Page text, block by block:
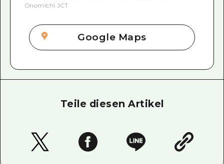
Onomichi JCT
Google Maps
Teile diesen Artikel